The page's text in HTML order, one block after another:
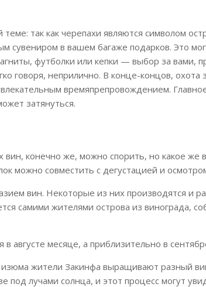
так как черепахи являются символом
сувениром в вашем багаже подарков. Это
футболки или кепки — выбор за вами,
говоря, неприлично. В конце-концов,
времяпрепровождением.
затянуться.
вин, конечно же, можно спорить, но какое же
можно совместить с дегустацией и
вин. Некоторые из них производятся и
самими жителями острова из винограда,
в августе месяце, а приблизительно в
жители Закинфа выращивают разный
под лучами солнца, и этот процесс могут